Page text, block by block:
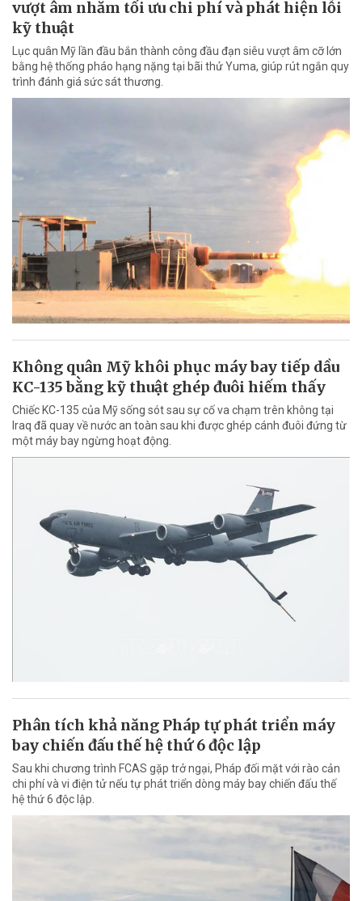
vượt âm nhằm tối ưu chi phí và phát hiện lỗi
kỹ thuật
Lục quân Mỹ lần đầu bắn thành công đầu đạn siêu vượt âm cỡ lớn
bằng hệ thống pháo hạng nặng tại bãi thử Yuma, giúp rút ngắn quy
trình đánh giá sức sát thương.
Không quân Mỹ khôi phục máy bay tiếp dầu
KC-135 bằng kỹ thuật ghép đuôi hiếm thấy
Chiếc KC-135 của Mỹ sống sót sau sự cố va chạm trên không tại
Iraq đã quay về nước an toàn sau khi được ghép cánh đuôi đứng từ
một máy bay ngừng hoạt động.
Phân tích khả năng Pháp tự phát triển máy
bay chiến đấu thế hệ thứ 6 độc lập
Sau khi chương trình FCAS gặp trở ngại, Pháp đối mặt với rào cản
chi phí và vi điện tử nếu tự phát triển dòng máy bay chiến đấu thế
hệ thứ 6 độc lập.